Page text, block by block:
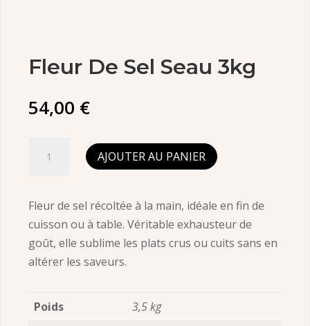
Fleur De Sel Seau 3kg
54,00 €
De
Sel
Seau
3kg
AJOUTER AU PANIER
Fleur de sel récoltée à la main, idéale en fin de
cuisson ou à table. Véritable exhausteur de
goût, elle sublime les plats crus ou cuits sans en
altérer les saveurs.
Poids 3,5 kg